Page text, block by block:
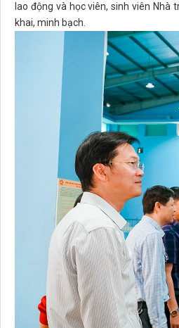
lao động và học viên, sinh viên
khai, minh bạch.